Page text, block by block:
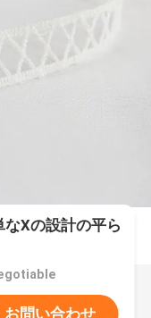
Xの設計の平ら
お問い合わせ